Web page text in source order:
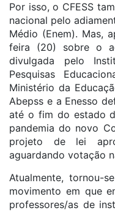
Por isso, o CFESS
nacional pelo
Médio (Enem). Mas,
feira (20) sobre o
divulgada pelo
Pesquisas
Ministério da
Abepss e a Enesso
até o fim do estado
pandemia do novo
projeto de lei
aguardando votação
Atualmente, tornou-
movimento em que
professores/as de